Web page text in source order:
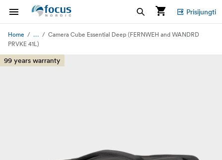
Prisijungti
Home ...
Camera Cube Essential Deep (FERNWEH and WANDRD
PRVKE 41L)
99 years warranty